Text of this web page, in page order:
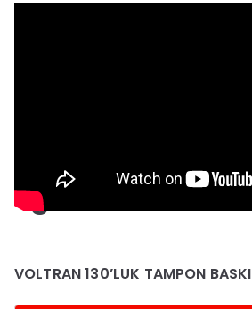
İlgili ürünler
VOLTRAN 130’LUK TAMPON BASKI